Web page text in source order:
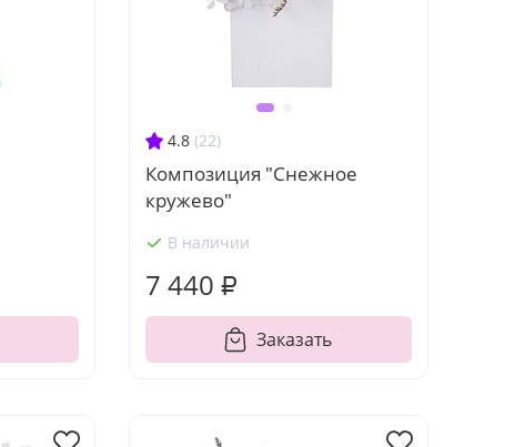
4.8 (22)
Композиция "Снежное
кружево"
В наличии
7 440 ₽
Заказать